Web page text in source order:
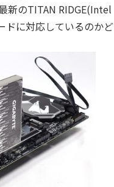
新のTITAN RIDGE(Intel
ドに対応しているのかど